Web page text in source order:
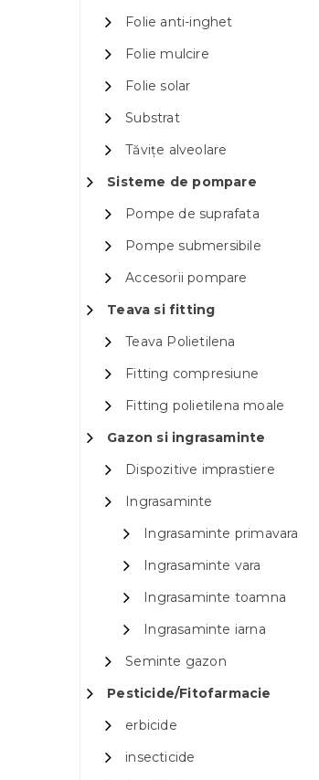
Folie anti-inghet
Folie mulcire
Folie solar
Substrat
Tăvițe alveolare
Sisteme de pompare
Pompe de suprafata
Pompe submersibile
Accesorii pompare
Teava si fitting
Teava Polietilena
Fitting compresiune
Fitting polietilena moale
Gazon si ingrasaminte
Dispozitive imprastiere
Ingrasaminte
Ingrasaminte primavara
Ingrasaminte vara
Ingrasaminte toamna
Ingrasaminte iarna
Seminte gazon
Pesticide/Fitofarmacie
erbicide
insecticide